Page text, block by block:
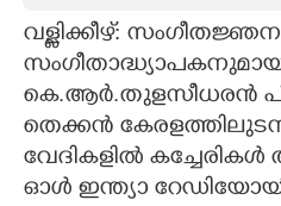
CARTOONS
LITERATURE
വള്ളിക്കീഴ്:
കെ.ആർ.തുളസീധരൻ
തെക്കൻ
വേദികളിൽ കച്ചേരികൾ
ഓൾ ഇന്ത്യാ